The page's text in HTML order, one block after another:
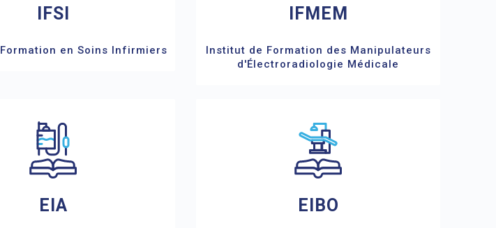
IFSI
en Soins Infirmiers
IFMEM
Institut de Formation des Manipulateurs
d'Électroradiologie Médicale
EIA EIBO